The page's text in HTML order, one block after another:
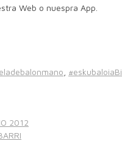
Web o nuespra App.
,
2012